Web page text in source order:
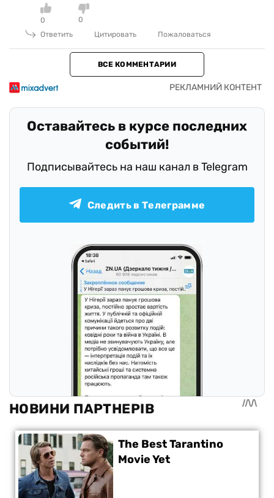
0
0
Ответить
Цитировать Пожаловаться
ВСЕ КОММЕНТАРИИ
Оставайтесь в курсе последних
событий!
Подписывайтесь на наш канал в Telegram
Следить в Телеграмме